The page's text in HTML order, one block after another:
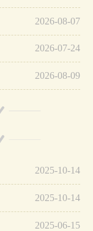
2026-08-07
2026-07-24
2026-08-09
2025-10-14
2025-10-14
2025-06-15